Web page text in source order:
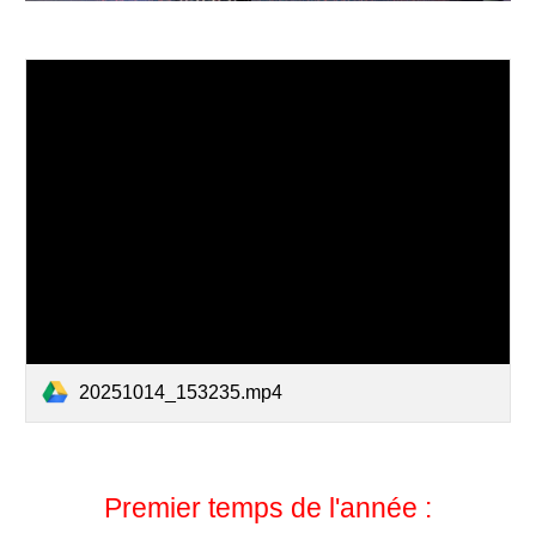
20251014_153235.mp4
Premier temps de l'année :